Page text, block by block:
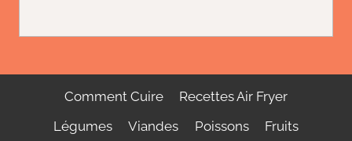
Comment Cuire
Recettes Air Fryer
Légumes
Viandes Poissons Fruits